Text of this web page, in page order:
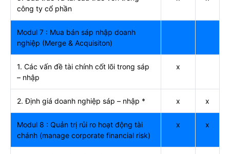
công ty cổ phần
Modul 7 : Mua bán sáp nhập doanh
nghiệp (Merge & Acquisiton)
1. Các vấn đề tài chính cốt lõi trong sáp
– nhập
x
2. Định giá doanh nghiệp sáp – nhập * x x
Modul 8 : Quản trị rủi ro hoạt động tài
chánh (manage corporate financial risk)
x x